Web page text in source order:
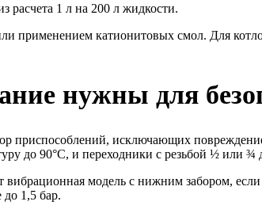
расчета 1 л на 200 л жидкости.
применением катионитовых смол. Для
нужны для
приспособлений, исключающих
до 90°C, и переходники с резьбой ½ или ¾
модель с нижним забором,
1,5 бар.